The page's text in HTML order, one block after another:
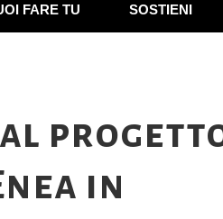
FARE TU SOSTIENI
al
in